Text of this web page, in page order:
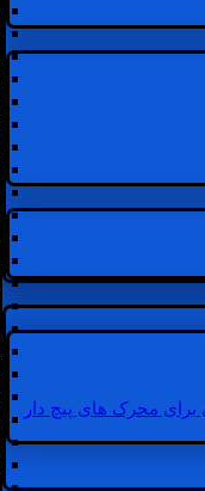
محرک های پیچ دار